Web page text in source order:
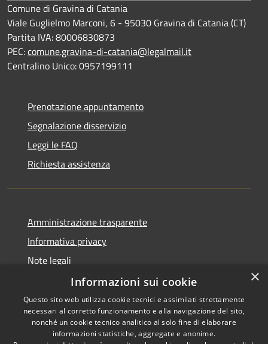
Comune di Gravina di Catania
Viale Guglielmo Marconi, 6 - 95030 Gravina di Catania (CT)
Partita IVA: 80006830873
PEC:comune.gravina-di-catania@legalmail.it
Centralino Unico: 0957199111
Prenotazione appuntamento
Segnalazione disservizio
Leggi le FAQ
Richiesta assistenza
Amministrazione trasparente
Informativa privacy
Note legali
Dichiarazione di accessibilità
RSS Copyright © 2026 • Comune di
×
Informazioni sui cookie
Questo sito web utilizza cookie tecnici e assimilati strettamente
necessari al corretto funzionamento e alla navigazione del sito,
nonché un cookie tecnico analitico al solo fine di elaborare
informazioni statistiche, aggregate e anonime.